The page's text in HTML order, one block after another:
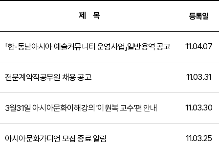
제 목 등록일
「한-동남아시아 예술커뮤니티 운영사업」일반용역 공고 11.04.07
전문계약직공무원 채용 공고 11.03.31
3월31일 아시아문화이해강의 '이원복 교수'편 안내 11.03.30
아시아문화가디언 모집 종료 알림 11.03.25